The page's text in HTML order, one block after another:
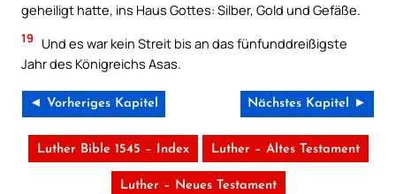
geheiligt hatte, ins Haus Gottes: Silber, Gold und Gefäße.
19
Und es war kein Streit bis an das fünfunddreißigste
Jahr des Königreichs Asas.
◄ Vorheriges Kapitel Nächstes Kapitel ►
Luther Bible 1545 – Index Luther – Altes Testament
Luther – Neues Testament